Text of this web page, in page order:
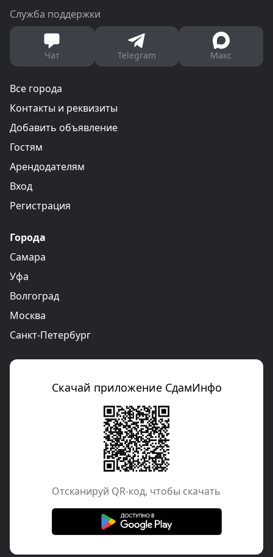
Служба поддержки
Чат Telegram Макс
Все города
Контакты и реквизиты
Добавить объявление
Гостям
Арендодателям
Вход
Регистрация
Города
Самара
Уфа
Волгоград
Москва
Санкт-Петербург
Скачай приложение СдамИнфо
Отcканируй QR-код, чтобы скачать